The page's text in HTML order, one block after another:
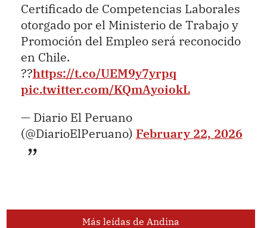
Certificado de Competencias Laborales
otorgado por el Ministerio de Trabajo y
Promoción del Empleo será reconocido
en Chile.
??https://t.co/UEM9y7yrpq
pic.twitter.com/KQmAyoiokL
— Diario El Peruano
(@DiarioElPeruano) February 22, 2026
Más leídas de Andina